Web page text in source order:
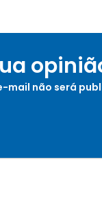
mail não será